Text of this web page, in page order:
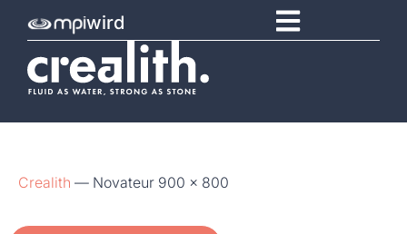
wird
Crealith — Novateur 900 x 800